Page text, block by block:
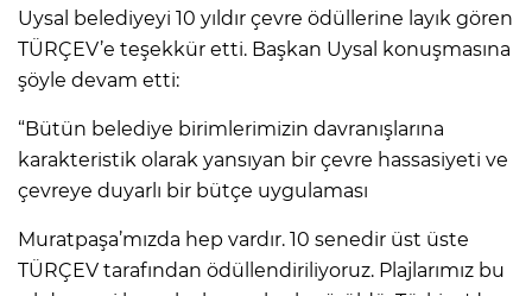
Uysal belediyeyi 10 yıldır çevre ödüllerine layık gören
TÜRÇEV’e teşekkür etti. Başkan Uysal konuşmasına
şöyle devam etti:
“Bütün belediye birimlerimizin davranışlarına
karakteristik olarak yansıyan bir çevre hassasiyeti ve
çevreye duyarlı bir bütçe uygulaması
Muratpaşa’mızda hep vardır. 10 senedir üst üste
TÜRÇEV tarafından ödüllendiriliyoruz. Plajlarımız bu